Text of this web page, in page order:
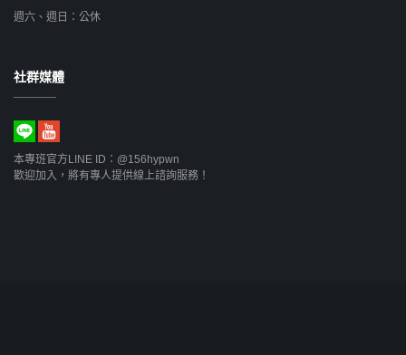
週六、週日：公休
社群媒體
本專班官方LINE ID：@156hypwn
歡迎加入，將有專人提供線上諮詢服務！